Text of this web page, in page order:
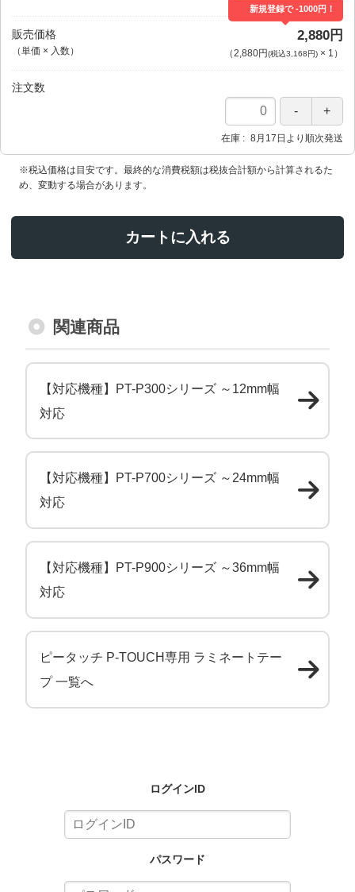
販売価格
（単価 × 入数）
新規登録で -1000円！
2,880円
（2,880円(税込3,168円)× 1 ）
注文数
在庫 8月17日より順次発送
※税込価格は目安です。最終的な消費税額は税抜合計額から計算されるた
め、変動する場合があります。
カートに入れる
関連商品
【対応機種】PT-P300シリーズ ～12mm幅
対応
【対応機種】PT-P700シリーズ ～24mm幅
対応
【対応機種】PT-P900シリーズ ～36mm幅
対応
ピータッチ P-TOUCH専用 ラミネートテー
プ 一覧へ
ログインID
パスワード